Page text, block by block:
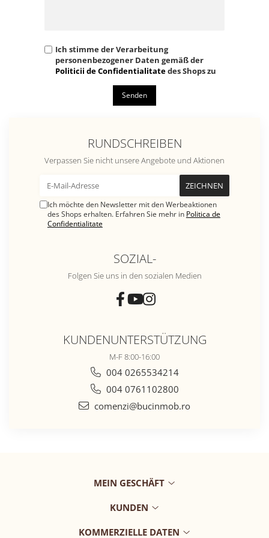
Ich stimme der Verarbeitung
personenbezogener Daten gemäß der
Politicii de Confidentialitatedes Shops zu
Senden
RUNDSCHREIBEN
Verpassen Sie nicht unsere Angebote und Aktionen
Ich möchte den Newsletter mit den Werbeaktionen
des Shops erhalten. Erfahren Sie mehr in Politica de
Confidentialitate
SOZIAL-
Folgen Sie uns in den sozialen Medien
KUNDENUNTERSTÜTZUNG
M-F 8:00-16:00
004 0265534214
004 0761102800
comenzi@bucinmob.ro
MEIN GESCHÄFT
KUNDEN
KOMMERZIELLE DATEN